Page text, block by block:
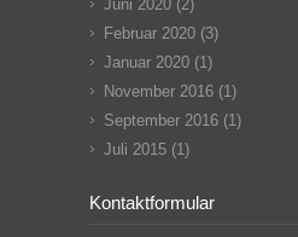
Juni 2020 (2)
Februar 2020 (3)
Januar 2020 (1)
November 2016 (1)
September 2016 (1)
Juli 2015 (1)
Kontaktformular